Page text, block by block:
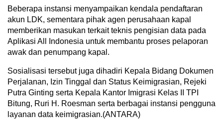
Beberapa instansi menyampaikan kendala pendaftaran
akun LDK, sementara pihak agen perusahaan kapal
memberikan masukan terkait teknis pengisian data pada
Aplikasi All Indonesia untuk membantu proses pelaporan
awak dan penumpang kapal.
Sosialisasi tersebut juga dihadiri Kepala Bidang Dokumen
Perjalanan, Izin Tinggal dan Status Keimigrasian, Rejeki
Putra Ginting serta Kepala Kantor Imigrasi Kelas II TPI
Bitung, Ruri H. Roesman serta berbagai instansi pengguna
layanan data keimigrasian.(ANTARA)